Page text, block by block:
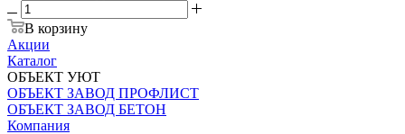
В корзину
Акции
Каталог
ОБЪЕКТ УЮТ
ОБЪЕКТ ЗАВОД ПРОФЛИСТ
ОБЪЕКТ ЗАВОД БЕТОН
Компания